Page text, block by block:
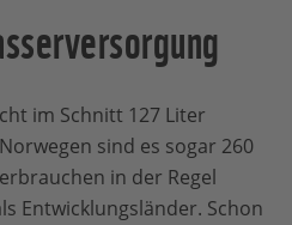
im Schnitt 127 Liter
sind es sogar 260
in der Regel
Entwicklungsländer. Schon